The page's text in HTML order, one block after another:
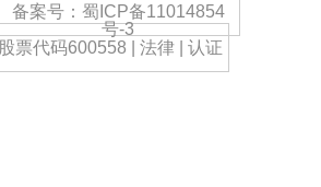
股票代码600558 | 法律 | 认证
备案号：蜀ICP备11014854
号-3